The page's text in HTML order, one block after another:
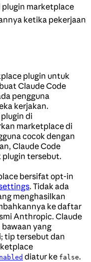
plugin marketplace
ketika pekerjaan
plugin untuk
Claude Code
pengguna
kerjakan.
di
marketplace di
cocok dengan
Claude Code
plugin tersebut.
bersifat opt-in
. Tidak ada
menghasilkan
ke daftar
Anthropic. Claude
yang
tip tersebut dan
diatur ke false.